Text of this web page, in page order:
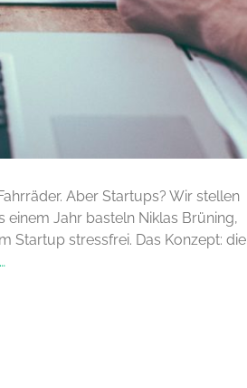
Aber Startups? Wir stellen
einem Jahr basteln Niklas Brüning,
Startup stressfrei. Das Konzept: die